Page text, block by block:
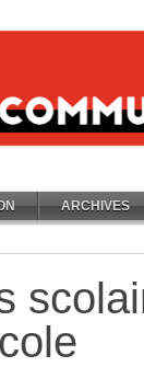
ARCHIVES